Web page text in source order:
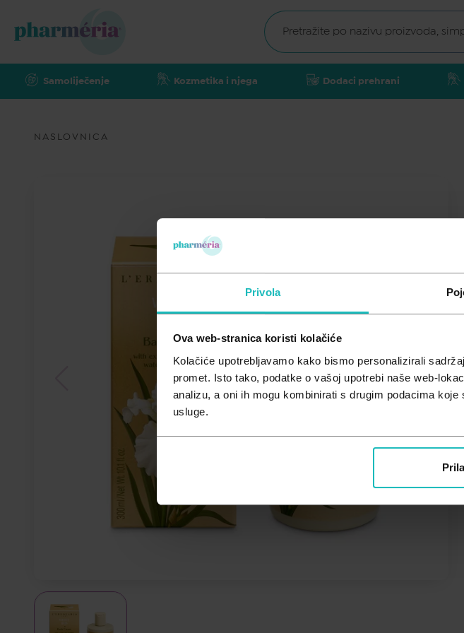
Privola
Ova web-stranica koristi kolačiće
Kolačiće upotrebljavamo kako bismo personalizirali
promet. Isto tako, podatke o vašoj upotrebi naše web-
analizu, a oni ih mogu kombinirati s drugim podacima
usluge.
Samoliječenje Kozmetika i njega Dodaci prehrani
NASLOVNICA